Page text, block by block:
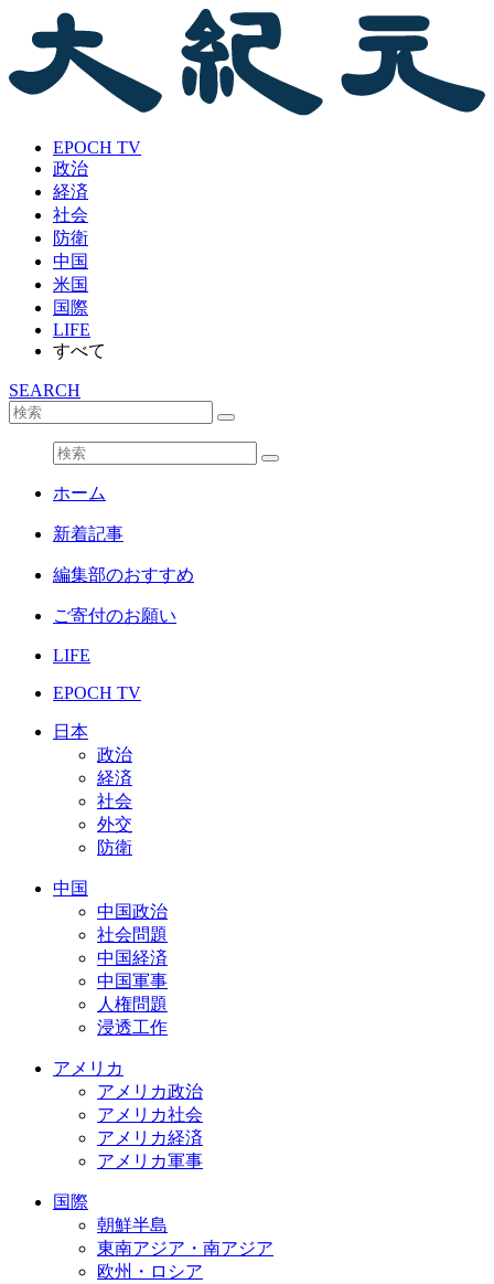
EPOCH TV
政治
経済
社会
防衛
中国
米国
国際
LIFE
すべて
SEARCH
ホーム
新着記事
編集部のおすすめ
ご寄付のお願い
LIFE
EPOCH TV
日本
政治
経済
社会
外交
防衛
中国
中国政治
社会問題
中国経済
中国軍事
人権問題
浸透工作
アメリカ
アメリカ政治
アメリカ社会
アメリカ経済
アメリカ軍事
国際
朝鮮半島
東南アジア・南アジア
欧州・ロシア